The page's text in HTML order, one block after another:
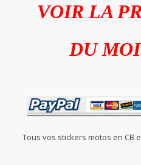
VOIR LA
DU
Tous vos stickers motos en